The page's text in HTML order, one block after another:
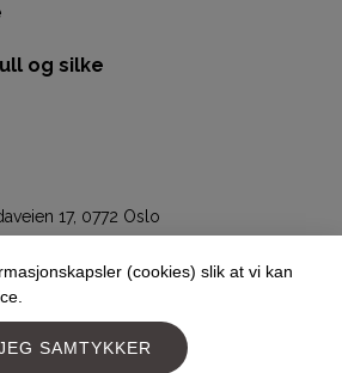
og silke
17, 0772 Oslo
(cookies) slik at vi kan
SAMTYKKER